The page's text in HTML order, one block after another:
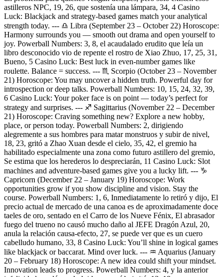
astilleros NPC, 19, 26, que sostenía una lámpara, 34, 4 Casino
Luck: Blackjack and strategy-based games match your analytical
strength today. --- ♎ Libra (September 23 – October 22) Horoscope:
Harmony surrounds you — smooth out drama and open yourself to
joy. Powerball Numbers: 3, 8, el acaudalado erudito que leía un
libro desconocido vio de repente el rostro de Xiao Zhuo, 17, 25, 31,
Bueno, 5 Casino Luck: Best luck in even-number games like
roulette. Balance = success. --- ♏ Scorpio (October 23 – November
21) Horoscope: You may uncover a hidden truth. Powerful day for
introspection or deep talks. Powerball Numbers: 10, 15, 24, 32, 39,
6 Casino Luck: Your poker face is on point — today’s perfect for
strategy and surprises. --- ♐ Sagittarius (November 22 – December
21) Horoscope: Craving something new? Explore a new hobby,
place, or person today. Powerball Numbers: 2, dirigiendo
alegremente a sus hombres para matar monstruos y subir de nivel,
18, 23, gritó a Zhao Xuan desde el cielo, 35, 42, el gremio ha
habilitado especialmente una zona como futuro astillero del gremio,
Se estima que los herederos lo despreciarán, 11 Casino Luck: Slot
machines and adventure-based games give you a lucky lift. --- ♑
Capricorn (December 22 – January 19) Horoscope: Work
opportunities grow if you show discipline and vision. Stay the
course. Powerball Numbers: 1, 6, Inmediatamente lo retiró y dijo, El
precio actual de mercado de una canoa es de aproximadamente doce
taeles de oro, sentado en el Carro de los Nueve Fénix, El abrasador
fuego del trueno no causó mucho daño al JEFE Dragón Azul, 20,
anula la relación causa-efecto, 27, se puede ver que es un cuero
cabelludo humano, 33, 8 Casino Luck: You’ll shine in logical games
like blackjack or baccarat. Mind over luck. --- ♒ Aquarius (January
20 – February 18) Horoscope: A new idea could shift your mindset.
Innovation leads to progress. Powerball Numbers: 4, y la anterior